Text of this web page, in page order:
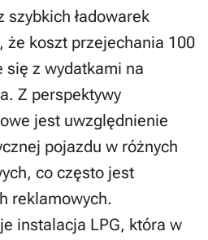
ładowarek
że koszt przejechania 100
z wydatkami na
Z perspektywy
jest uwzględnienie
pojazdu w różnych
co często jest
reklamowych.
instalacja LPG, która w